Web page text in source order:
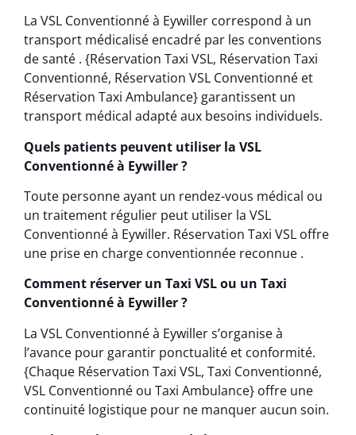
La VSL Conventionné à Eywiller correspond à un
transport médicalisé encadré par les conventions
de santé . {Réservation Taxi VSL, Réservation Taxi
Conventionné, Réservation VSL Conventionné et
Réservation Taxi Ambulance} garantissent un
transport médical adapté aux besoins individuels.
Quels patients peuvent utiliser la VSL
Conventionné à Eywiller ?
Toute personne ayant un rendez-vous médical ou
un traitement régulier peut utiliser la VSL
Conventionné à Eywiller. Réservation Taxi VSL offre
une prise en charge conventionnée reconnue .
Comment réserver un Taxi VSL ou un Taxi
Conventionné à Eywiller ?
La VSL Conventionné à Eywiller s’organise à
l’avance pour garantir ponctualité et conformité.
{Chaque Réservation Taxi VSL, Taxi Conventionné,
VSL Conventionné ou Taxi Ambulance} offre une
continuité logistique pour ne manquer aucun soin.